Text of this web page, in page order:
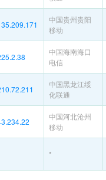
中国贵州贵阳
移动
中国海南海口
电信
中国黑龙江绥
化联通
中国河北沧州
移动
*